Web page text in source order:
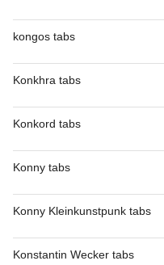
kongos tabs
Konkhra tabs
Konkord tabs
Konny tabs
Konny Kleinkunstpunk tabs
Konstantin Wecker tabs